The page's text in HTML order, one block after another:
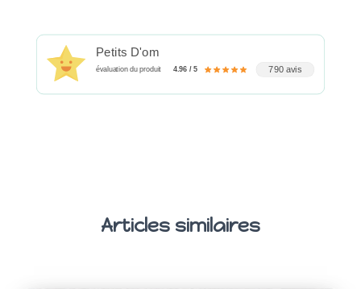
Petits D'om
évaluation du produit 4.96 / 5 790 avis
Articles similaires